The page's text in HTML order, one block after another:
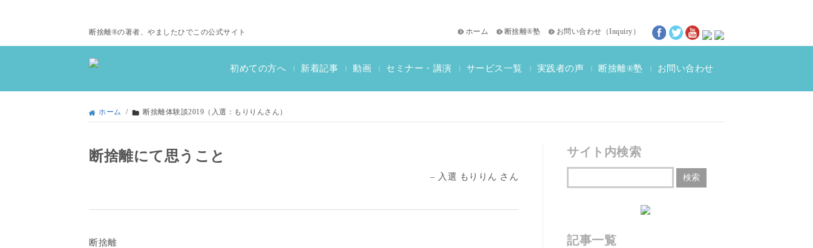
断捨離®の著者、やましたひでこの公式サイト ホーム 断捨離®塾 お問い合わせ （Inquiry ）
初めての方へ | 新着記事 | 動画 | セミナー・講演 | サービス一覧
おススメ書籍
教材一覧
断捨離検定情報
| 実践者の声
断捨離®体験談
動画インタビュー
| 断捨離®塾 | お問い合わせ
ホーム / 断捨離体験談2019（入選：もりりんさん）
断捨離にて思うこと
– 入選 もりりん さん
断捨離
サイト内検索
記事一覧